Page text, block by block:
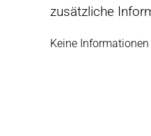
zusätzliche
Keine